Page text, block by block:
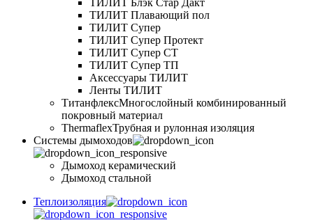
ТИЛИТ Блэк Стар Дакт
ТИЛИТ Плавающий пол
ТИЛИТ Супер
ТИЛИТ Супер Протект
ТИЛИТ Супер СТ
ТИЛИТ Супер ТП
Аксессуары ТИЛИТ
Ленты ТИЛИТ
ТитанфлексМногослойный комбинированный
покровный материал
ThermaflexТрубная и рулонная изоляция
Cистемы дымоходов
Дымоход керамический
Дымоход стальной
Теплоизоляция